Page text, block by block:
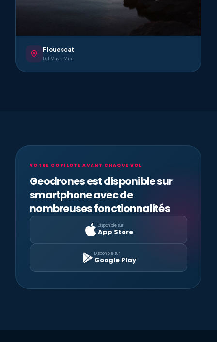
Plouescat
DJI Mavic Mini
VOTRE COPILOTE AVANT CHAQUE VOL
Geodrones est disponible sur
smartphone avec de
nombreuses fonctionnalités
Disponible sur
App Store
Disponible sur
Google Play